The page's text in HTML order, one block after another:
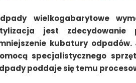
wielkogabarytowe
jest zdecydowanie
kubatury
specjalistycznego
poddaje się temu